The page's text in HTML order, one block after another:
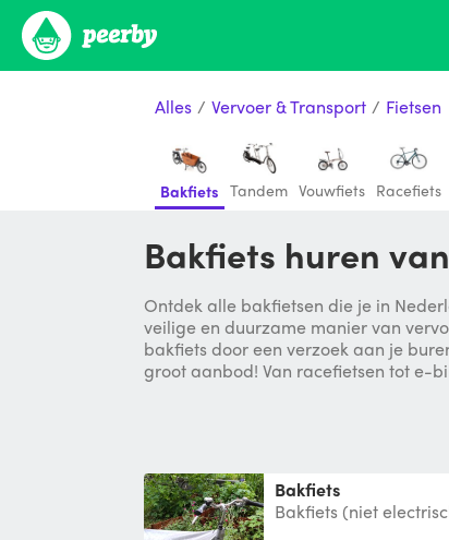
Alles / Vervoer & Transport / Fietsen
Bakfiets Tandem Vouwfiets Racefiets
Bakfiets huren
Ontdek alle bakfietsen die je in
veilige en duurzame manier van
bakfiets door een verzoek aan je
groot aanbod! Van racefietsen tot e-
Bakfiets
Bakfiets (niet